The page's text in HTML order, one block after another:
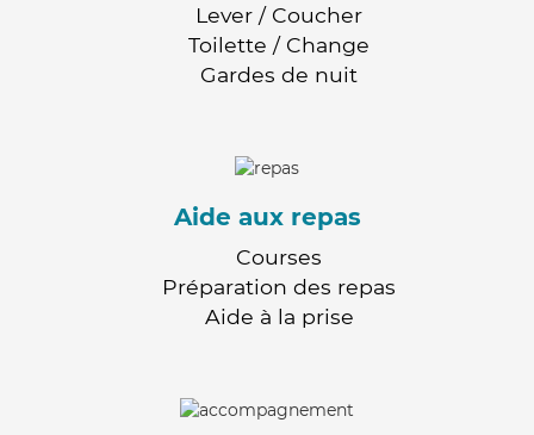
Lever / Coucher
Toilette / Change
Gardes de nuit
Aide aux repas
Courses
Préparation des repas
Aide à la prise